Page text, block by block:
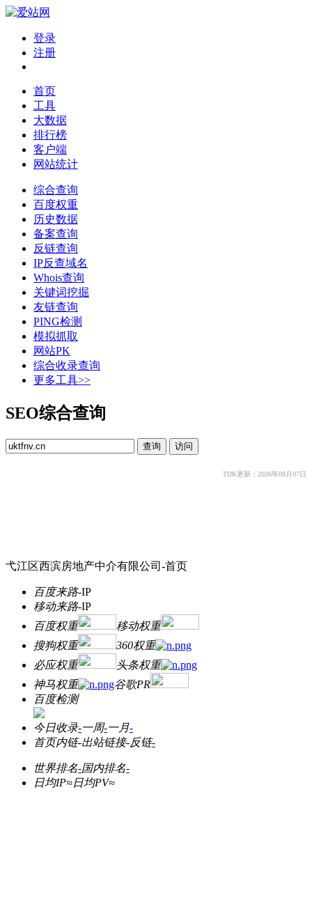
登录
注册
首页
工具
大数据
排行榜
客户端
网站统计
综合查询
百度权重
历史数据
备案查询
反链查询
IP反查域名
Whois查询
关键词挖掘
友链查询
PING检测
模拟抓取
网站PK
综合收录查询
更多工具>>
SEO综合查询
TDK更新：2026年08月07日
弋江区西滨房地产中介有限公司-首页
百度来路-IP
移动来路-IP
百度权重
移动权重
搜狗权重
360权重
必应权重
头条权重
神马权重
谷歌PR
百度检测
今日收录-一周-一月-
首页内链-出站链接-反链-
世界排名-国内排名-
日均IP≈日均PV≈